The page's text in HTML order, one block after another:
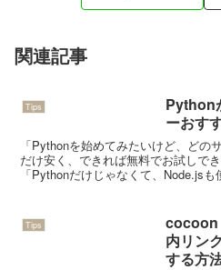
関連記事
Tips
Python
ーおす
「Pythonを始めてみたいけど、どの
だけ安く、できれば無料でお試しで
「Pythonだけじゃなくて、Node.js
Tips
cocoon
内リン
する方